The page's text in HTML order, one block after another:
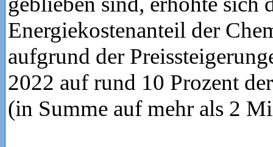
Energiekostenanteil der
aufgrund der
2022 auf rund 10 Prozent
(in Summe auf mehr als 2